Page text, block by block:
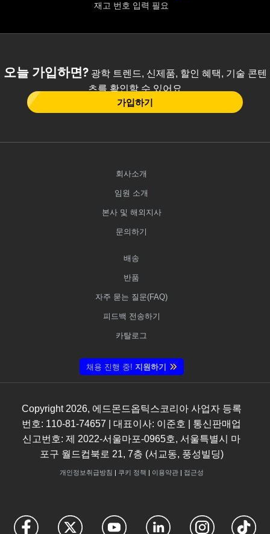
재고 번호 입력 필요
오늘 가입하면?광학 트렌드, 신제품, 할인 혜택, 기술 콘텐
츠를 확인할 수 있어요
가입하기
회사소개
임원 소개
본사 및 해외지사
문의하기
배송
반품
자주 묻는 질문(FAQ)
피드백 전송하기
카탈로그
채용 진행 중! 지원하기
Copyright 2026, 에드몬드옵틱스코리아 사업자 등록
번호: 110-81-74657 | 대표이사: 이준호 | 통신판매업
신고번호: 제 2022-서울마포-0965호, 서울특별시 마
포구 월드컵북로 21, 7층 (서교동, 풍성빌딩)
개인정보취급방침 | 쿠키 정책 | 이용약관| 접근성